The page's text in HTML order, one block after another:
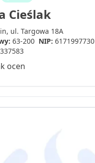
Cieślak
ul. Targowa 18A
63-200 NIP: 6171997730
ocen